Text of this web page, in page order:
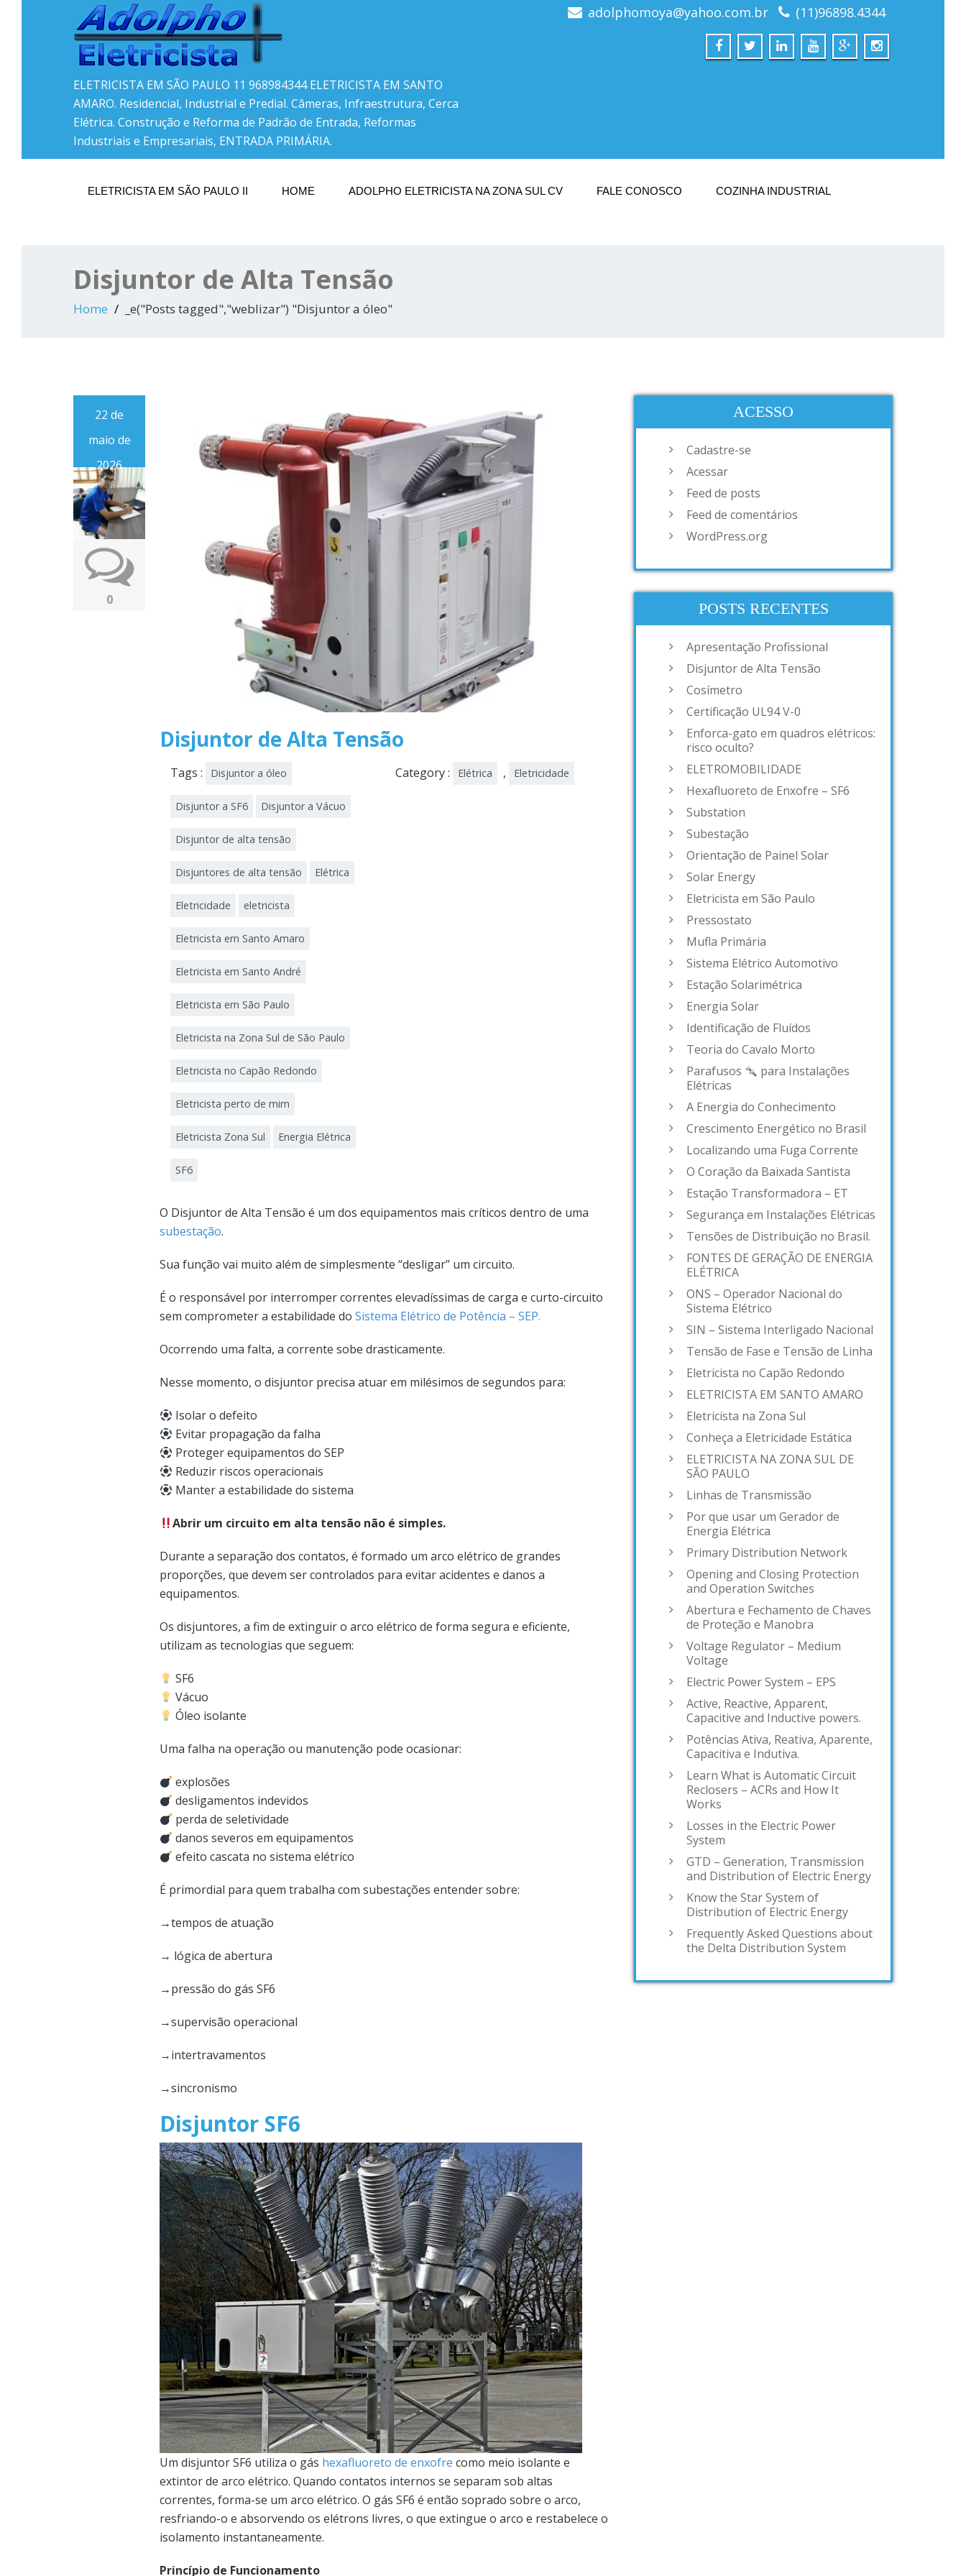
ELETRICISTA EM SÃO PAULO 11 968984344 ELETRICISTA EM SANTO
AMARO. Residencial, Industrial e Predial. Câmeras, Infraestrutura, Cerca
Elétrica. Construção e Reforma de Padrão de Entrada, Reformas
Industriais e Empresariais, ENTRADA PRIMÁRIA.
adolphomoya@yahoo.com.br (11)96898.4344
ELETRICISTA EM SÃO PAULO II HOME ADOLPHO ELETRICISTA NA ZONA SUL CV FALE CONOSCO COZINHA INDUSTRIAL
Disjuntor de Alta Tensão
Home _e("Posts tagged","weblizar") "Disjuntor a óleo"
22 de
maio de
2026
0
Disjuntor de Alta Tensão
Tags : Disjuntor a óleo
Disjuntor a SF6 Disjuntor a Vácuo
Disjuntor de alta tensão
Disjuntores de alta tensão Elétrica
Eletricidade eletricista
Eletricista em Santo Amaro
Eletricista em Santo André
Eletricista em São Paulo
Eletricista na Zona Sul de São Paulo
Eletricista no Capão Redondo
Eletricista perto de mim
Eletricista Zona Sul Energia Elétrica
SF6
Category : Elétrica , Eletricidade
O Disjuntor de Alta Tensão é um dos equipamentos mais críticos dentro de uma
subestação.
Sua função vai muito além de simplesmente “desligar” um circuito.
É o responsável por interromper correntes elevadíssimas de carga e curto-circuito
sem comprometer a estabilidade do Sistema Elétrico de Potência – SEP.
Ocorrendo uma falta, a corrente sobe drasticamente.
Nesse momento, o disjuntor precisa atuar em milésimos de segundos para:
Isolar o defeito
Evitar propagação da falha
Proteger equipamentos do SEP
Reduzir riscos operacionais
Manter a estabilidade do sistema
Abrir um circuito em alta tensão não é simples.
Durante a separação dos contatos, é formado um arco elétrico de grandes
proporções, que devem ser controlados para evitar acidentes e danos a
equipamentos.
Os disjuntores, a fim de extinguir o arco elétrico de forma segura e eficiente,
utilizam as tecnologias que seguem:
SF6
Vácuo
Óleo isolante
Uma falha na operação ou manutenção pode ocasionar:
explosões
desligamentos indevidos
perda de seletividade
danos severos em equipamentos
efeito cascata no sistema elétrico
É primordial para quem trabalha com subestações entender sobre:
→tempos de atuação
→ lógica de abertura
→pressão do gás SF6
→supervisão operacional
→intertravamentos
→sincronismo
Disjuntor SF6
Um disjuntor SF6 utiliza o gás hexafluoreto de enxofre como meio isolante e
extintor de arco elétrico. Quando contatos internos se separam sob altas
correntes, forma-se um arco elétrico. O gás SF6 é então soprado sobre o arco,
resfriando-o e absorvendo os elétrons livres, o que extingue o arco e restabelece o
isolamento instantaneamente.
Princípio de Funcionamento
ACESSO
Cadastre-se
Acessar
Feed de posts
Feed de comentários
WordPress.org
POSTS RECENTES
Apresentação Profissional
Disjuntor de Alta Tensão
Cosímetro
Certificação UL94 V-0
Enforca-gato em quadros elétricos:
risco oculto?
ELETROMOBILIDADE
Hexafluoreto de Enxofre – SF6
Substation
Subestação
Orientação de Painel Solar
Solar Energy
Eletricista em São Paulo
Pressostato
Mufla Primária
Sistema Elétrico Automotivo
Estação Solarimétrica
Energia Solar
Identificação de Fluídos
Teoria do Cavalo Morto
Parafusos
para Instalações
Elétricas
A Energia do Conhecimento
Crescimento Energético no Brasil
Localizando uma Fuga Corrente
O Coração da Baixada Santista
Estação Transformadora – ET
Segurança em Instalações Elétricas
Tensões de Distribuição no Brasil.
FONTES DE GERAÇÃO DE ENERGIA
ELÉTRICA
ONS – Operador Nacional do
Sistema Elétrico
SIN – Sistema Interligado Nacional
Tensão de Fase e Tensão de Linha
Eletricista no Capão Redondo
ELETRICISTA EM SANTO AMARO
Eletricista na Zona Sul
Conheça a Eletricidade Estática
ELETRICISTA NA ZONA SUL DE
SÃO PAULO
Linhas de Transmissão
Por que usar um Gerador de
Energia Elétrica
Primary Distribution Network
Opening and Closing Protection
and Operation Switches
Abertura e Fechamento de Chaves
de Proteção e Manobra
Voltage Regulator – Medium
Voltage
Electric Power System – EPS
Active, Reactive, Apparent,
Capacitive and Inductive powers.
Potências Ativa, Reativa, Aparente,
Capacitiva e Indutiva.
Learn What is Automatic Circuit
Reclosers – ACRs and How It
Works
Losses in the Electric Power
System
GTD – Generation, Transmission
and Distribution of Electric Energy
Know the Star System of
Distribution of Electric Energy
Frequently Asked Questions about
the Delta Distribution System